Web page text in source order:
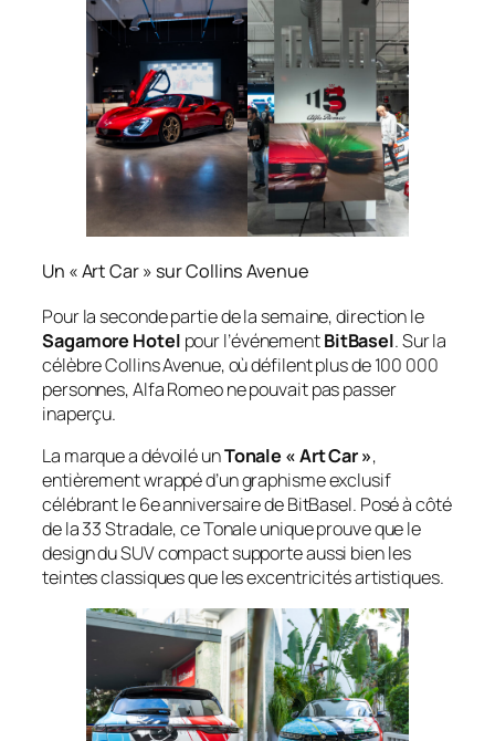
Un « Art Car » sur Collins Avenue
Pour la seconde partie de la semaine, direction le
Sagamore Hotel pour l’événementBitBasel. Sur la
célèbre Collins Avenue, où défilent plus de 100 000
personnes, Alfa Romeo ne pouvait pas passer
inaperçu.
La marque a dévoilé unTonale « Art Car »,
entièrement wrappé d’un graphisme exclusif
célébrant le 6e anniversaire de BitBasel. Posé à côté
de la 33 Stradale, ce Tonale unique prouve que le
design du SUV compact supporte aussi bien les
teintes classiques que les excentricités artistiques.